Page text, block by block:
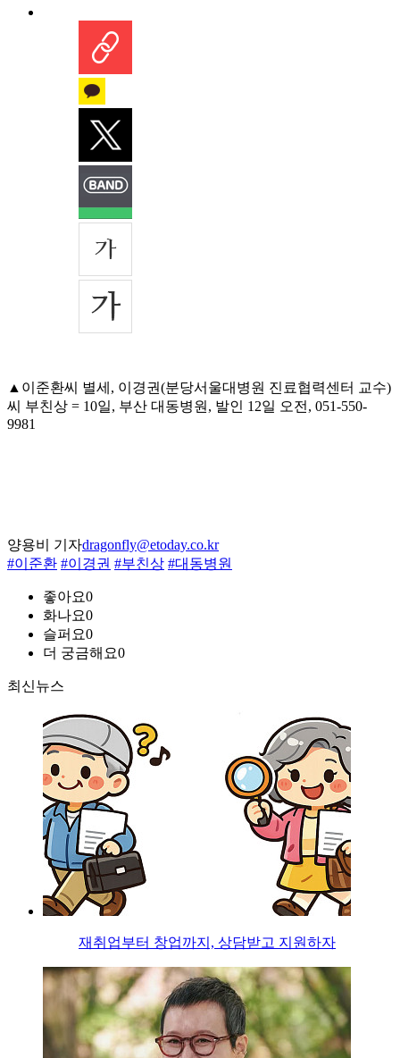
▲이준환씨 별세, 이경권(분당서울대병원 진료협력센터 교수)
씨 부친상 = 10일, 부산 대동병원, 발인 12일 오전, 051-550-
9981
양용비 기자dragonfly@etoday.co.kr
#이준환 #이경권 #부친상 #대동병원
좋아요0
화나요0
슬퍼요0
더 궁금해요0
최신뉴스
재취업부터 창업까지, 상담받고 지원하자